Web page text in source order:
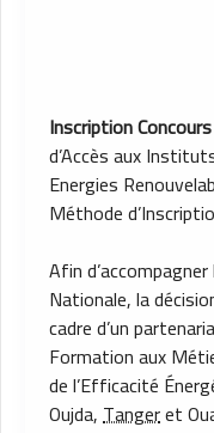
Inscription
d’Accès aux
Energies
Méthode
Afin
Nationale, la
cadre d’un
Formation aux
de l’Efficacité
Oujda,Tangeret